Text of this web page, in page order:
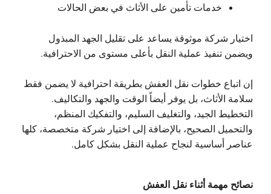
خدمات تأمين على الأثاث في بعض الحالات
اختيار شركة موثوقة يساعد على تقليل الجهد المبذول
ويضمن تنفيذ عملية النقل بأعلى مستوى من الاحترافية.
إن اتباع خطوات نقل العفش بطريقة احترافية لا يضمن فقط
سلامة الأثاث، بل يوفر أيضاً الوقت والجهد والتكاليف.
التخطيط الجيد، والتغليف السليم، والتفكيك المنظم،
والتحميل الصحيح، بالإضافة إلى اختيار شركة متخصصة، كلها
عناصر أساسية لنجاح عملية النقل بشكل كامل.
نصائح مهمة أثناء نقل العفش